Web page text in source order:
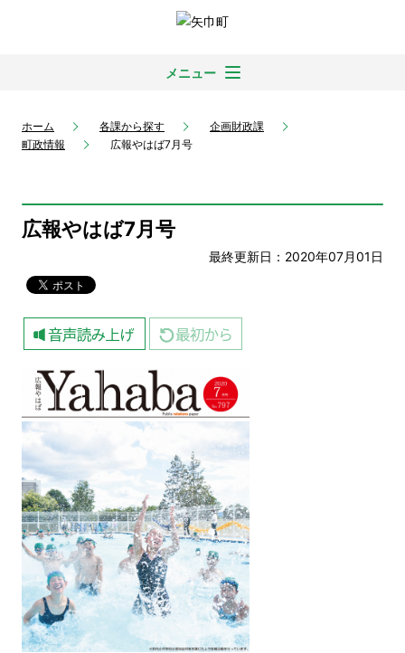
メニュー
ホーム 各課から探す
企画財政課
町政情報
広報やはば7月号
広報やはば7月号
最終更新日：2020年07月01日